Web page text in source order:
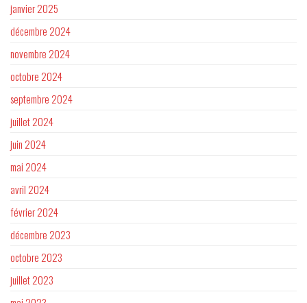
janvier 2025
décembre 2024
novembre 2024
octobre 2024
septembre 2024
juillet 2024
juin 2024
mai 2024
avril 2024
février 2024
décembre 2023
octobre 2023
juillet 2023